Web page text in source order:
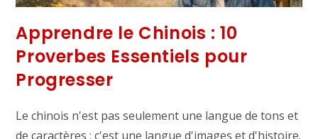
Apprendre le Chinois : 10
Proverbes Essentiels pour
Progresser
Le chinois n'est pas seulement une langue de tons et
de caractères ; c'est une langue d'images et d'histoire.